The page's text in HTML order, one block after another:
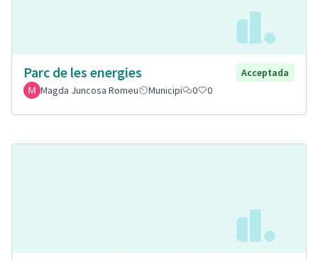
Parc de les energies
Acceptada
Magda Juncosa Romeu
Municipi 0 0